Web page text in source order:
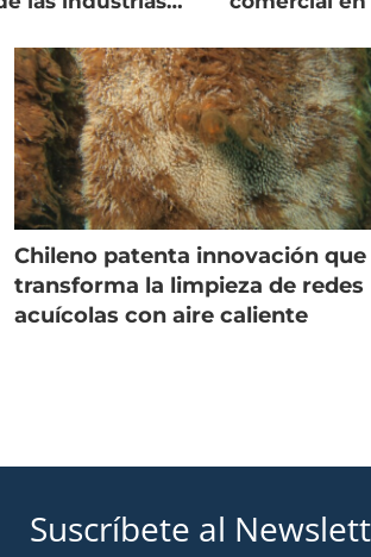
Chileno patenta innovación que
transforma la limpieza de redes
acuícolas con aire caliente
Suscríbete al